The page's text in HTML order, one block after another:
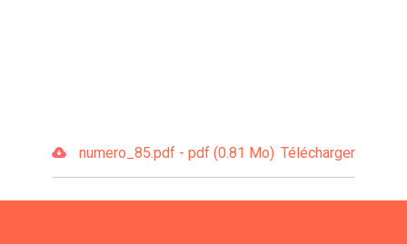
numero_85.pdf - pdf (0.81 Mo) Télécharger